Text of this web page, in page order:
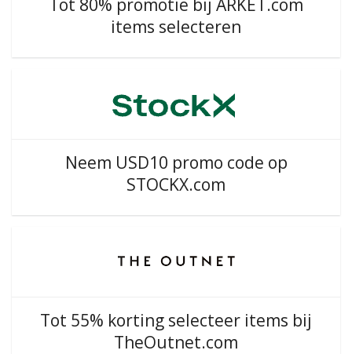
Tot 80% promotie bij ARKET.com
items selecteren
Neem USD10 promo code op
STOCKX.com
Tot 55% korting selecteer items bij
TheOutnet.com